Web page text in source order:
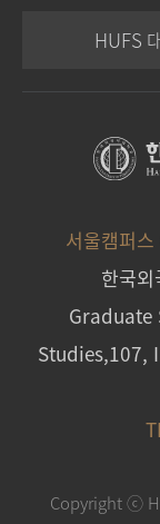
HUFS
서울캠퍼스
한국
Graduate
Studies,107,
Copyright ⓒ